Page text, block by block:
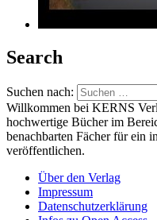
Search
Suchen nach:
Willkommen bei KERNS
hochwertige Bücher im
benachbarten Fächer für ein
veröffentlichen.
Über den Verlag
Impressum
Datenschutzerklärung